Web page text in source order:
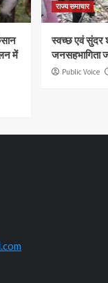
में
राज्य समाचार
स्वच्छ एवं सुंदर
जनसहभागिता
Public Voice